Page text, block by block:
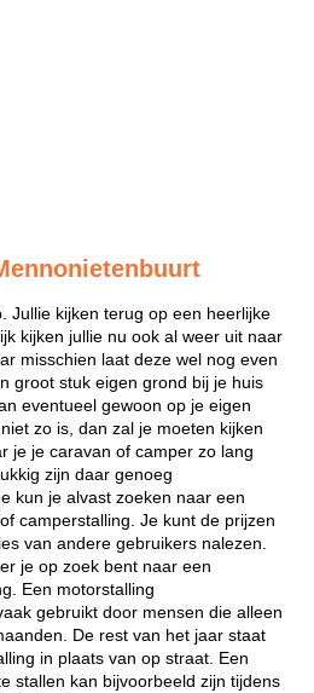
Jullie kijken terug op een heerlijke
kijken jullie nu ook al weer uit naar
misschien laat deze wel nog even
groot stuk eigen grond bij je huis
eventueel gewoon op je eigen
zo is, dan zal je moeten kijken
je je caravan of camper zo lang
zijn daar genoeg
kun je alvast zoeken naar een
camperstalling. Je kunt de prijzen
van andere gebruikers nalezen.
je op zoek bent naar een
Een motorstalling
gebruikt door mensen die alleen
De rest van het jaar staat
in plaats van op straat. Een
stallen kan bijvoorbeeld zijn tijdens